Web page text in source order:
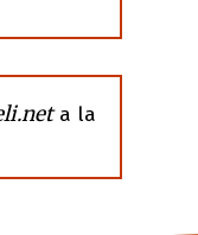
a la